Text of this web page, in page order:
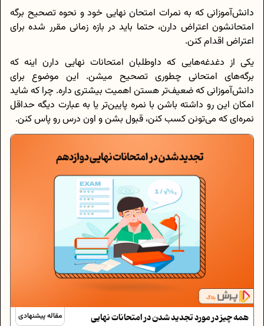
دانش‌آموزانی که به نمرات امتحان نهایی خود و نحوه تصحیح برگه
امتحانشون اعتراض دارن، حتما باید در بازه زمانی مقرر شده برای
اعتراض اقدام کنن.
یکی از دغدغه‌هایی که داوطلبان امتحانات نهایی دارن اینه که
برگه‌های امتحانی چطوری تصحیح میشن. این موضوع برای
دانش‌آموزانی که ضعیف‌تر هستن اهمیت بیشتری داره. چرا که شاید
امکان این رو داشته باشن با نمره پایین‌تر یا به عبارت دیگه حداقل
نمره‌ای که می‌تونن کسب کنن، قبول بشن و اون درس رو پاس کنن.
مقاله پیشنهادی همه چیز در مورد تجدید شدن در امتحانات نهایی